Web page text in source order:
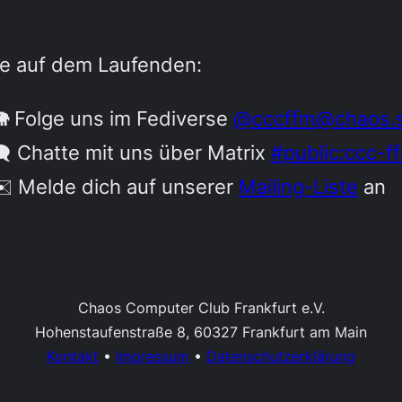
auf dem Laufenden:
Folge uns im Fediverse
Chatte mit uns über Matrix #public:ccc-
Melde dich auf unserer Mailing-Liste an
Chaos Computer Club Frankfurt e.V.
Hohenstaufenstraße 8, 60327 Frankfurt am Main
Kontakt • Impressum • Datenschutzerklärung